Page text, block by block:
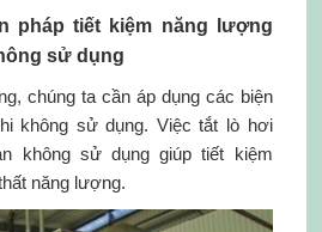
pháp tiết kiệm năng lượng
sử dụng
chúng ta cần áp dụng các biện
không sử dụng. Việc tắt lò hơi
không sử dụng giúp tiết kiệm
năng lượng.